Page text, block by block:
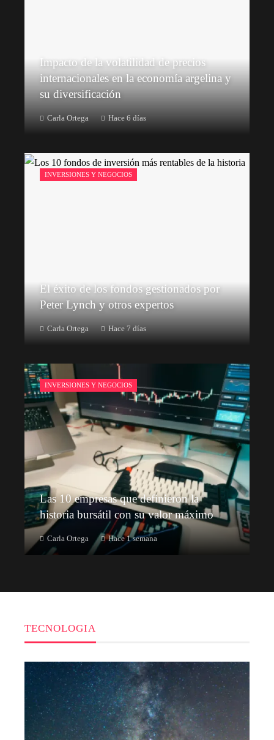
Impacto de la volatilidad de precios
internacionales en la economía argelina y
su diversificación
Carla Ortega Hace 6 días
INVERSIONES Y NEGOCIOS
El éxito de los fondos gestionados por
Peter Lynch y otros expertos
Carla Ortega Hace 7 días
INVERSIONES Y NEGOCIOS
Las 10 empresas que definieron la
historia bursátil con su valor máximo
Carla Ortega Hace 1 semana
TECNOLOGIA